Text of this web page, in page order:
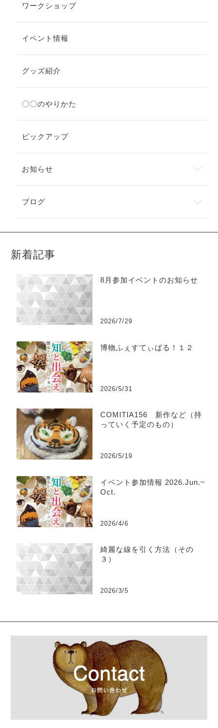
ワークショップ
イベント情報
グッズ紹介
〇〇のやりかた
ピックアップ
お知らせ
ブログ
新着記事
8月参加イベントのお知らせ
2026/7/29
博物ふぇすてぃばる！１２
2026/5/31
COMITIA156 新作など（持
っていく予定のもの）
2026/5/19
イベント参加情報 2026.Jun.~
Oct.
2026/4/6
綺麗な線を引く方法（その
３）
2026/3/5